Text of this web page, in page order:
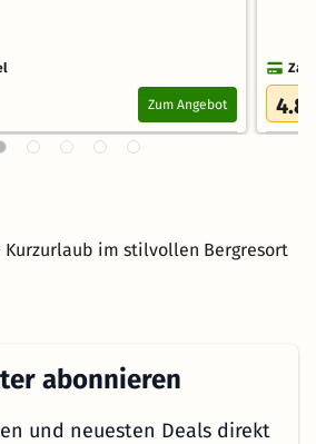
Zum Angebot 4.8
Kurzurlaub im stilvollen Bergresort
abonnieren
und neuesten Deals direkt